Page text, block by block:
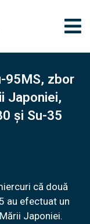
95MS, zbor
Japoniei,
și Su-35
că două
au efectuat un
Japoniei.